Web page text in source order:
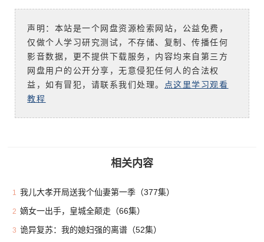
声明：本站是一个网盘资源检索网站，公益免费，
仅做个人学习研究测试，不存储、复制、传播任何
影音数据，更不提供下载服务，内容均来自第三方
网盘用户的公开分享，无意侵犯任何人的合法权
益，如有冒犯，请联系我们处理。 点这里学习观看
教程
相关内容
1 我儿大孝开局送我个仙妻第一季（377集）
2 嫡女一出手，皇城全颠走（66集）
3 诡异复苏：我的媳妇强的离谱（52集）